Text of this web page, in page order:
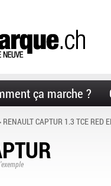
ça marche ?
RENAULT CAPTUR 1.3 TCE RED